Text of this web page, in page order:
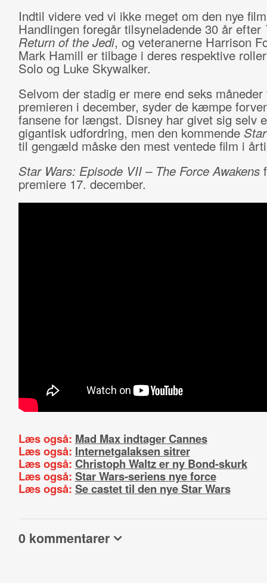
Indtil videre ved vi ikke meget om den nye
Handlingen foregår tilsyneladende 30 år efter
Return of the Jedi, og veteranerne Harrison
Mark Hamill er tilbage i deres respektive
Solo og Luke Skywalker.
Selvom der stadig er mere end seks måneder
premieren i december, syder de kæmpe
fansene for længst. Disney har givet sig selv
gigantisk udfordring, men den kommende
til gengæld måske den mest ventede film i
Star Wars: Episode VII – The Force Awakens
premiere 17. december.
Læs også: Mad Max indtager Cannes
Læs også: Internetgalaksen sitrer
Læs også: Christoph Waltz er ny Bond-skurk
Læs også: Star Wars-seriens nye force
Læs også: Se castet til den nye Star Wars
0 kommentarer